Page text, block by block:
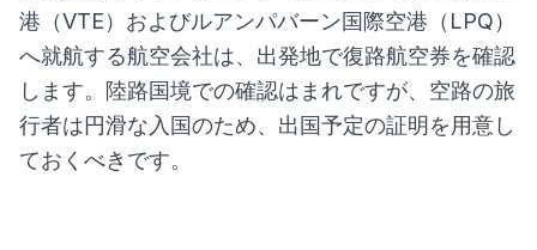
港（VTE）およびルアンパバーン国際空港（LPQ）
へ就航する航空会社は、出発地で復路航空券を確認
します。陸路国境での確認はまれですが、空路の旅
行者は円滑な入国のため、出国予定の証明を用意し
ておくべきです。